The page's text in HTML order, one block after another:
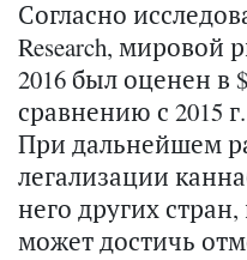
Согласно
Research,
2016 был оценен в
сравнению с 2015
При дальнейшем
легализации
него других
может достичь